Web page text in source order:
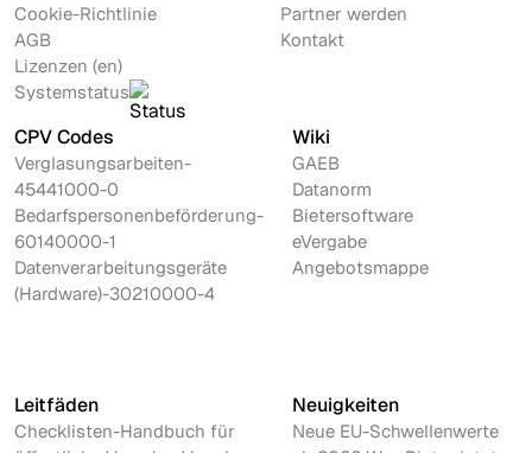
Cookie-Richtlinie
AGB
Lizenzen (en)
Systemstatus
Partner werden
Kontakt
CPV Codes
Verglasungsarbeiten-
45441000-0
Bedarfspersonenbeförderung-
60140000-1
Datenverarbeitungsgeräte
(Hardware)-30210000-4
Wiki
GAEB
Datanorm
Bietersoftware
eVergabe
Angebotsmappe
Leitfäden
Checklisten-Handbuch für
Neuigkeiten
Neue EU-Schwellenwerte